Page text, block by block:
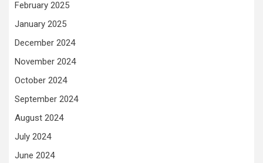
February 2025
January 2025
December 2024
November 2024
October 2024
September 2024
August 2024
July 2024
June 2024